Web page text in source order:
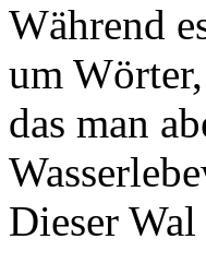
Während
um
das man
Dieser